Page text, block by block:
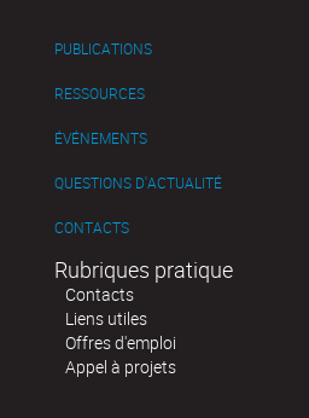
PUBLICATIONS
RESSOURCES
ÉVÉNEMENTS
QUESTIONS D'ACTUALITÉ
CONTACTS
Rubriques pratique
Contacts
Liens utiles
Offres d'emploi
Appel à projets